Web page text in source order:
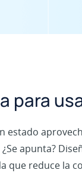
para
estado
apunta?
reduce la